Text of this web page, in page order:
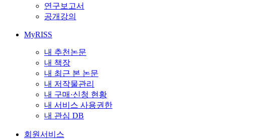
연구보고서
공개강의
MyRISS
내 추천논문
내 책장
내 최근 본 논문
내 저작물관리
내 구매·신청 현황
내 서비스 사용권한
내 관심 DB
회원서비스